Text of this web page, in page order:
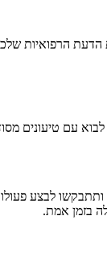
הדעת הרפואיות
עם טיעונים
ותתבקשו לבצע
בזמן אמת.